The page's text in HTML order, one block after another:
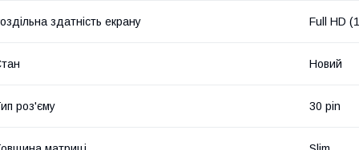
здатність екрану Full HD
Новий
роз'єму 30 pin